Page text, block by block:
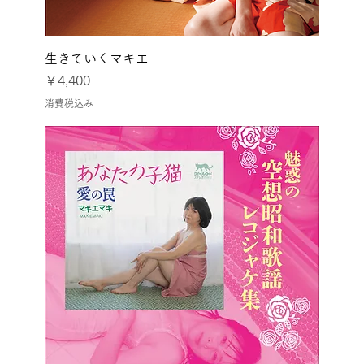
生きていくマキエ
価格
￥4,400
消費税込み